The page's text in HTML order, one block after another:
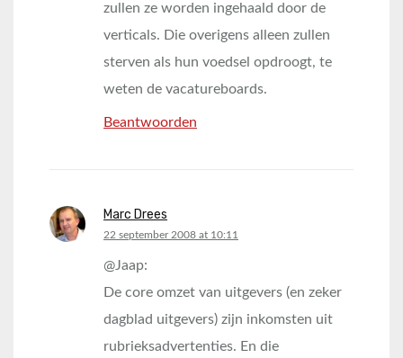
zullen ze worden ingehaald door de
verticals. Die overigens alleen zullen
sterven als hun voedsel opdroogt, te
weten de vacatureboards.
Beantwoorden
Marc Drees
says:
22 september 2008 at 10:11
@Jaap:
De core omzet van uitgevers (en zeker
dagblad uitgevers) zijn inkomsten uit
rubrieksadvertenties. En die